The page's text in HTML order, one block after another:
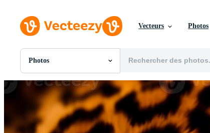
Vecteurs Photos
Photos
Toutes Images
Photos
PNGs
PSDs
SVGs
Modèles